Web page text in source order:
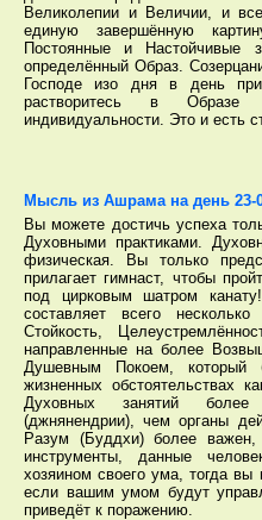
Великолепии и Величии, и
единую завершённую
Постоянные и Настойчивые
определённый Образ.
Господе изо дня в день
растворитесь в
индивидуальности. Это и есть
Мысль из Ашрама на день 23-
Вы можете достичь успеха
Духовными практиками.
физическая. Вы только
прилагает гимнаст, чтобы
под цирковым шатром
составляет всего
Стойкость,
направленные на более
Душевным Покоем, который
жизненных обстоятельствах
Духовных занятий
(джнянендрии), чем органы
Разум (Буддхи) более
инструменты, данные
хозяином своего ума, тогда вы
если вашим умом будут
приведёт к поражению.